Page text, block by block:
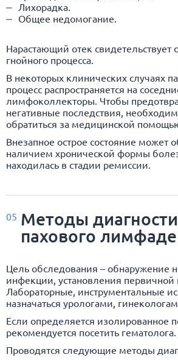
Лихорадка.
Общее недомогание.
Нарастающий отек свидетельствует
гнойного процесса.
В некоторых клинических случаях
процесс распространяется на
лимфоколлекторы. Чтобы
негативные последствия,
обратиться за медицинской
Внезапное острое состояние может
наличием хронической формы
находилась в стадии ремиссии.
05 Методы
пахового
Цель обследования – обнаружение
инфекции, установления
Лабораторные, инструментальные
назначаться урологами,
Если определяется изолированное
рекомендуется посетить гематолога.
Проводятся следующие методы